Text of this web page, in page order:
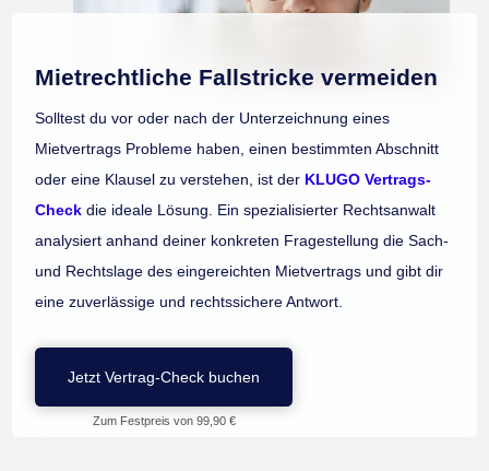
Mietrechtliche Fallstricke vermeiden
Solltest du vor oder nach der Unterzeichnung eines
Mietvertrags Probleme haben, einen bestimmten Abschnitt
oder eine Klausel zu verstehen, ist der KLUGO Vertrags-
Check die ideale Lösung. Ein spezialisierter Rechtsanwalt
analysiert anhand deiner konkreten Fragestellung die Sach-
und Rechtslage des eingereichten Mietvertrags und gibt dir
eine zuverlässige und rechtssichere Antwort.
Jetzt Vertrag-Check buchen
Zum Festpreis von 99,90 €